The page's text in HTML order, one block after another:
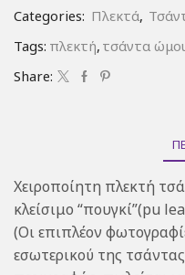
Categories: Πλεκτά,
Tags: πλεκτή, τσάντα
Share:
Χειροποίητη πλεκτή
κλείσιμο “πουγκί”(pu
(Οι επιπλέον
εσωτερικού της